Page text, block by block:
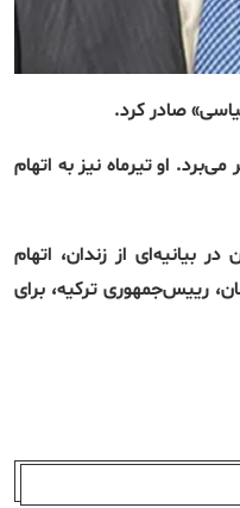
صادر کرد.
او تیرماه نیز به اتهام
بیانیه‌ای از زندان، اتهام
رییس‌جمهوری ترکیه، برای